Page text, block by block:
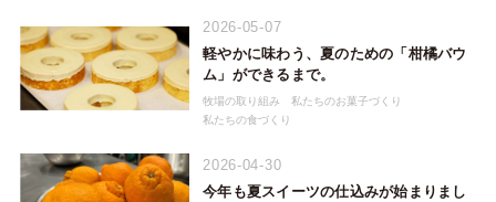
2026-05-07
軽やかに味わう、夏のための「柑橘バウ
ム」ができるまで。
牧場の取り組み
私たちのお菓子づくり
私たちの食づくり
2026-04-30
今年も夏スイーツの仕込みが始まりまし